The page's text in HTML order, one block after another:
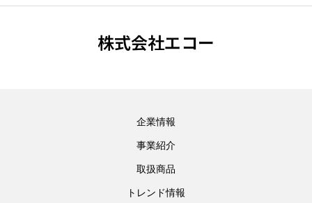
株式会社エコー
企業情報
事業紹介
取扱商品
トレンド情報